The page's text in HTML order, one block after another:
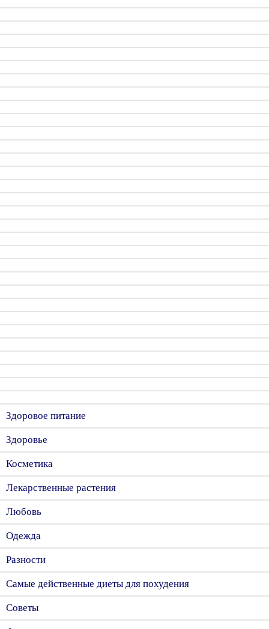
Здоровое питание
Здоровье
Косметика
Лекарственные растения
Любовь
Одежда
Разности
Самые действенные диеты для похудения
Советы